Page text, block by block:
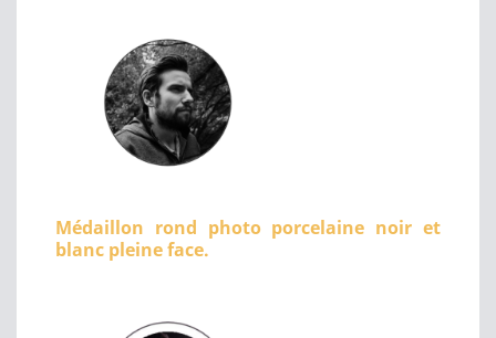
Médaillon rond photo porcelaine noir et
blanc pleine face.